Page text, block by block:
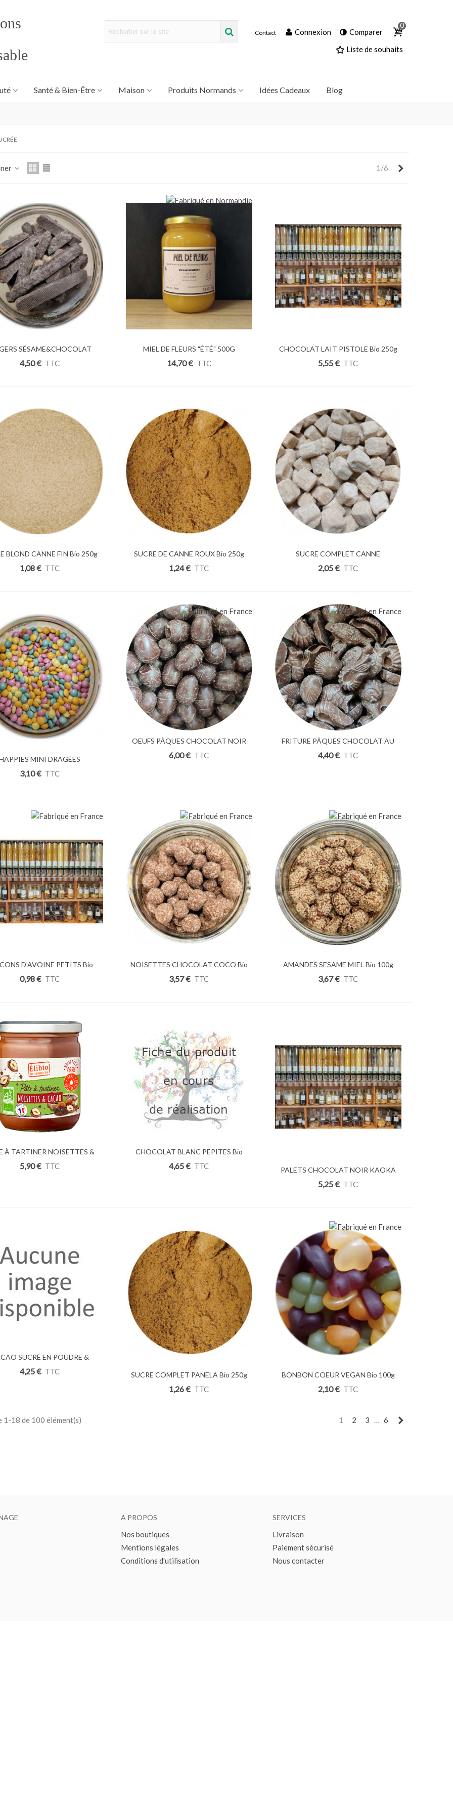
Contact Connexion Comparer
0
Liste de souhaits
Santé & Bien-Être Maison Produits Normands Idées Cadeaux Blog
1/6
Au Panier
SÉSAME&CHOCOLAT
100g
4,50 € TTC
Ajouter Au Panier
MIEL DE FLEURS "ÉTÉ" 500G
14,70 € TTC
Ajouter Au Panier
CHOCOLAT LAIT PISTOLE Bio 250g
5,55 € TTC
Au Panier
BLOND CANNE FIN Bio 250g
1,08 € TTC
Ajouter Au Panier
SUCRE DE CANNE ROUX Bio 250g
1,24 € TTC
Ajouter Au Panier
SUCRE COMPLET CANNE
MORCEAUX Bio 250g
2,05 € TTC
Au PanierMINI DRAGÉES
MULTICOLRES 100g
3,10 € TTC
Ajouter Au Panier
OEUFS PÂQUES CHOCOLAT NOIR
57% PRALINÉS 100g
6,00 € TTC
Ajouter Au Panier
FRITURE PÂQUES CHOCOLAT AU
LAIT 100g
4,40 € TTC
Au Panier
D'AVOINE PETITS Bio
250g
0,98 € TTC
Ajouter Au Panier
NOISETTES CHOCOLAT COCO Bio
100g
3,57 € TTC
Ajouter Au Panier
AMANDES SESAME MIEL Bio 100g
3,67 € TTC
Au Panier
À TARTINER NOISETTES &
CACAO 400G
5,90 € TTC
Ajouter Au Panier
CHOCOLAT BLANC PEPITES Bio
250g
4,65 € TTC Ajouter Au Panier
PALETS CHOCOLAT NOIR KAOKA
72% EQUATEUR Bio 250g
5,25 € TTC
Au Panier
SUCRÉ EN POUDRE &
PANELA CRIOLLO Bio 250g
4,25 € TTC Ajouter Au Panier
SUCRE COMPLET PANELA Bio 250g
1,26 € TTC
Ajouter Au Panier
BONBON COEUR VEGAN Bio 100g
2,10 € TTC
1-18 de 100 élément(s) 1 2 3 … 6
A PROPOS
Nos boutiques
Mentions légales
Conditions d'utilisation
SERVICES
Livraison
Paiement sécurisé
Nous contacter